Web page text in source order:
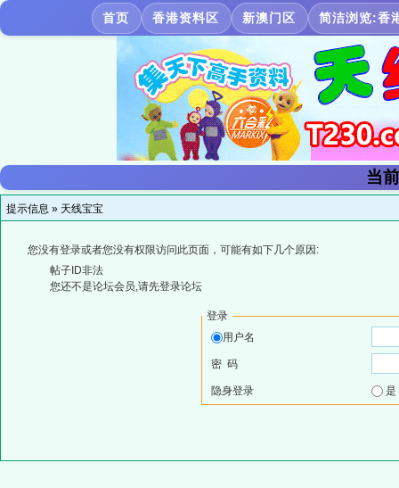
首页 香港资料区 新澳门区 简洁浏览:香
当
提示信息 » 天线宝宝
您没有登录或者您没有权限访问此页面，可能有如下几个原因:
帖子ID非法
您还不是论坛会员,请先登录论坛
登录
用户名
密 码
隐身登录